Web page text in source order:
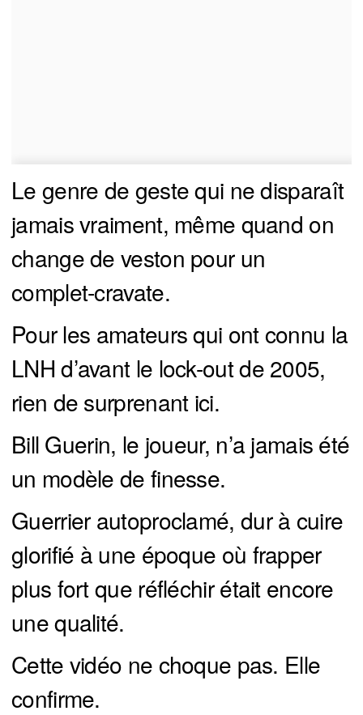
Le genre de geste qui ne disparaît
jamais vraiment, même quand on
change de veston pour un
complet-cravate.
Pour les amateurs qui ont connu la
LNH d’avant le lock-out de 2005,
rien de surprenant ici.
Bill Guerin, le joueur, n’a jamais été
un modèle de finesse.
Guerrier autoproclamé, dur à cuire
glorifié à une époque où frapper
plus fort que réfléchir était encore
une qualité.
Cette vidéo ne choque pas. Elle
confirme.